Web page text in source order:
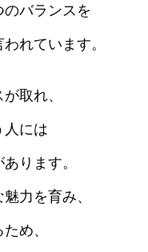
バランスを
れています。
取れ、
人には
ります。
力を育み、
め、